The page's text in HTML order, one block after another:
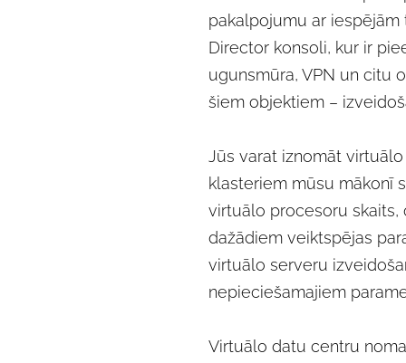
pakalpojumu ar
Director konsoli, kur ir
ugunsmūra, VPN un citu
šiem objektiem –
Jūs varat iznomāt
klasteriem mūsu mākonī
virtuālo procesoru skaits,
dažādiem veiktspējas
virtuālo serveru
nepieciešamajiem
Virtuālo datu centru